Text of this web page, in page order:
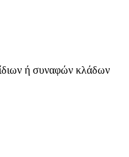
ή συναφών κλάδων